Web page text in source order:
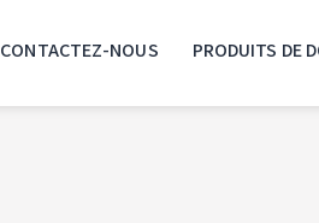
CONTACTEZ-NOUS PRODUITS DE